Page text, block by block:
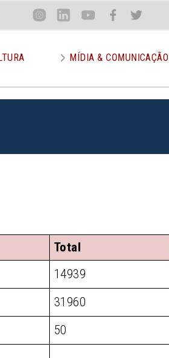
Inst Lin You Face Twit
MÍDIA & COMUNICAÇÃO
Total
14939
31960
50